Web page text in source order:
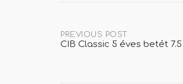
Post
PREVIOUS POST
CIB Classic 5 éves betét